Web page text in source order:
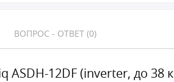
ВОПРОС - ОТВЕТ (0)
ASDH-12DF (inverter, до